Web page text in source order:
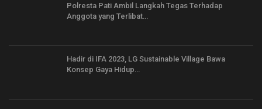
Polresta Pati Ambil Langkah Tegas Terhadap
Anggota yang Terlibat…
Hadir di IFA 2023, LG Sustainable Village Bawa
Konsep Gaya Hidup…